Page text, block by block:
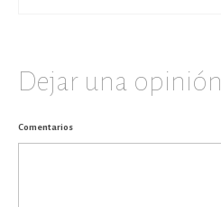
Dejar una opinión
Comentarios